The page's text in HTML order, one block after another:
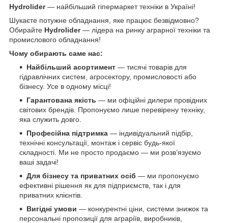
Hydrolider— найбільший гіпермаркет техніки в Україні!
Шукаєте потужне обладнання, яке працює безвідмовно?
Обирайте Hydrolider— лідера на ринку аграрної техніки та
промислового обладнання!
Чому обирають саме нас:
Найбільший асортимент — тисячі товарів для
гідравлічних систем, агросектору, промисловості або
бізнесу. Усе в одному місці!
Гарантована якість — ми офіційні дилери провідних
світових брендів. Пропонуємо лише перевірену техніку,
яка служить довго.
Професійна підтримка — індивідуальний підбір,
технічні консультації, монтаж і сервіс будь-якої
складності. Ми не просто продаємо — ми розв’язуємо
ваші задачі!
Для бізнесу та приватних осіб — ми пропонуємо
ефективні рішення як для підприємств, так і для
приватних клієнтів.
Вигідні умови — конкурентні ціни, системи знижок та
персональні пропозиції для аграріїв, виробників,